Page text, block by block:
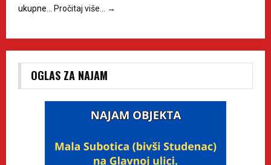
ukupne…
Pročitaj više… →
OGLAS ZA NAJAM